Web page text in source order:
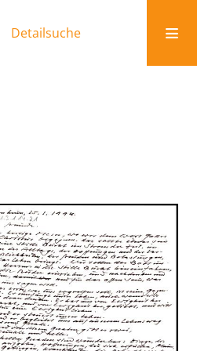
Detailsuche